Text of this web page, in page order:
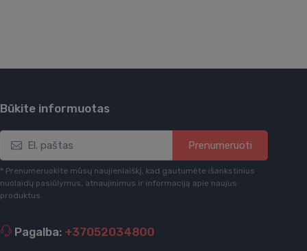
Būkite informuotas
Prenumeruoti
* Prenumeruokite mūsų naujienlaiškį, kad gautumėte išankstinius
nuolaidų pasiūlymus, atnaujinimus ir informaciją apie naujus
produktus
Pagalba: +37052034800